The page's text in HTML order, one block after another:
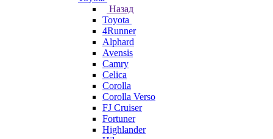
Назад
Toyota
4Runner
Alphard
Avensis
Camry
Celica
Corolla
Corolla Verso
FJ Cruiser
Fortuner
Highlander